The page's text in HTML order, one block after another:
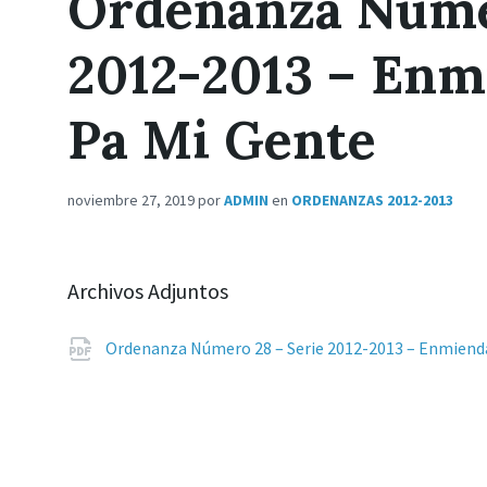
2012-2013 –
Pa Mi Gente
noviembre 27, 2019porADMIN en ORDENANZAS 2012-2013
Archivos Adjuntos
Ordenanza Número 28 – Serie 2012-2013 –